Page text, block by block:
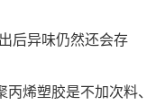
后异味仍然还会存
烯塑胶是不加次料、